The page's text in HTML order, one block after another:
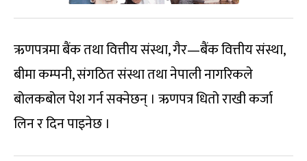
ऋणपत्रमा बैंक तथा वित्तीय संस्था, गैर—बैंक वित्तीय संस्था,
बीमा कम्पनी, संगठित संस्था तथा नेपाली नागरिकले
बोलकबोल पेश गर्न सक्नेछन् । ऋणपत्र धितो राखी कर्जा
लिन र दिन पाइनेछ ।